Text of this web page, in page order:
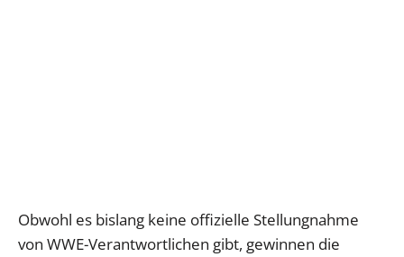
Obwohl es bislang keine offizielle Stellungnahme
von WWE-Verantwortlichen gibt, gewinnen die